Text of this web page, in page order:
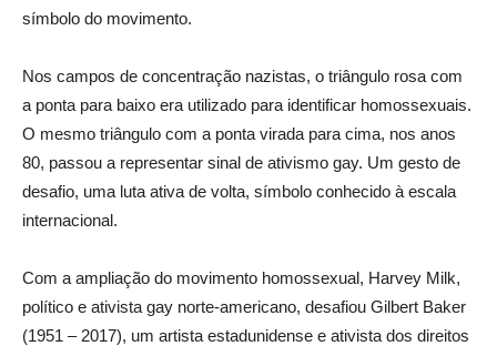
símbolo do movimento.
Nos campos de concentração nazistas, o triângulo rosa com
a ponta para baixo era utilizado para identificar homossexuais.
O mesmo triângulo com a ponta virada para cima, nos anos
80, passou a representar sinal de ativismo gay. Um gesto de
desafio, uma luta ativa de volta, símbolo conhecido à escala
internacional.
Com a ampliação do movimento homossexual, Harvey Milk,
político e ativista gay norte-americano, desafiou Gilbert Baker
(1951 – 2017), um artista estadunidense e ativista dos direitos